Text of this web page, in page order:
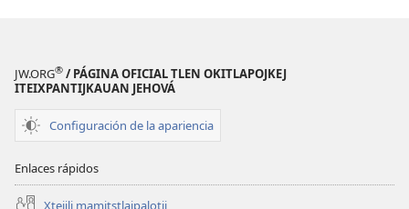
JW.ORG® / PÁGINA OFICIAL TLEN OKITLAPOJKEJ
ITEIXPANTIJKAUAN JEHOVÁ
Configuración de la apariencia
Enlaces rápidos
Xteijli mamitstlajpalotij